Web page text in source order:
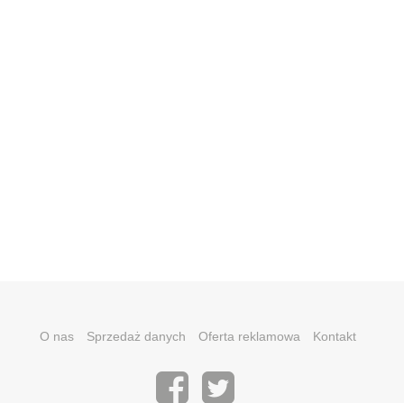
O nas Sprzedaż danych Oferta reklamowa Kontakt